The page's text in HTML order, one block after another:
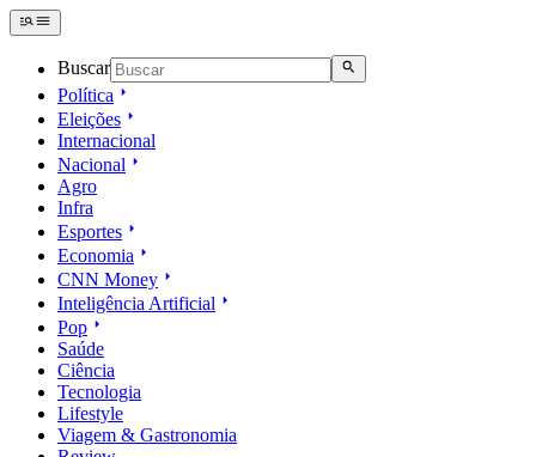
Buscar
Política
Eleições
Internacional
Nacional
Agro
Infra
Esportes
Economia
CNN Money
Inteligência Artificial
Pop
Saúde
Ciência
Tecnologia
Lifestyle
Viagem & Gastronomia